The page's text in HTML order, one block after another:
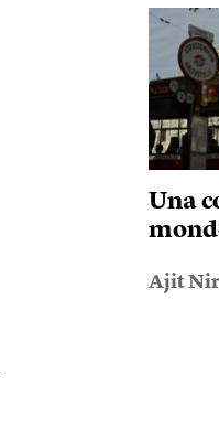
Una
Ajit